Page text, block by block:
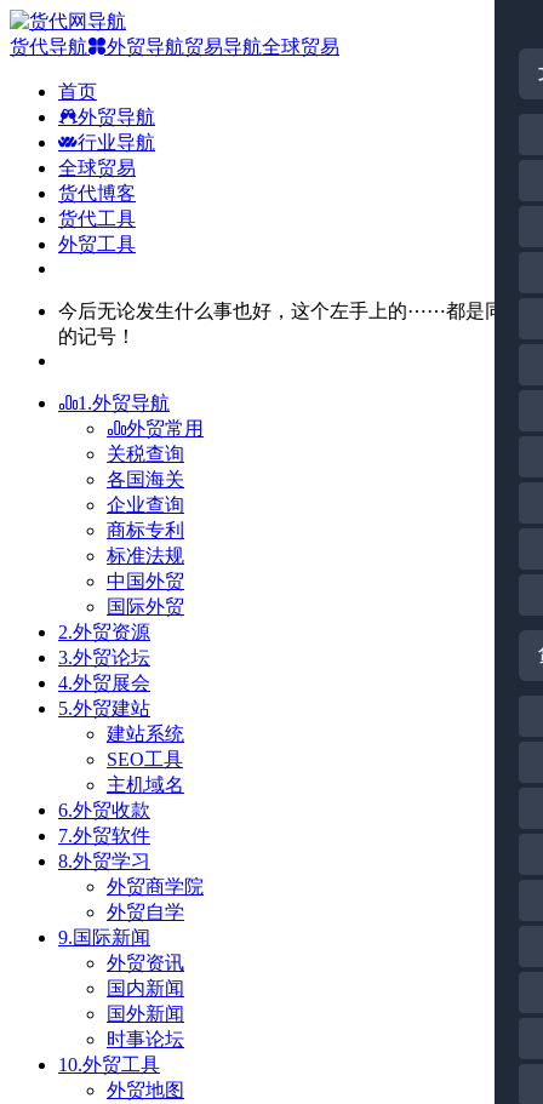
货代导航 外贸导航贸易导航全球贸易
首页
外贸导航
行业导航
全球贸易
货代博客
货代工具
外贸工具
今后无论发生什么事也好，这个左手上的⋯⋯都是同伴
的记号！
1.外贸导航
外贸常用
关税查询
各国海关
企业查询
商标专利
标准法规
中国外贸
国际外贸
2.外贸资源
3.外贸论坛
4.外贸展会
5.外贸建站
建站系统
SEO工具
主机域名
6.外贸收款
7.外贸软件
8.外贸学习
外贸商学院
外贸自学
9.国际新闻
外贸资讯
国内新闻
国外新闻
时事论坛
10.外贸工具
外贸地图